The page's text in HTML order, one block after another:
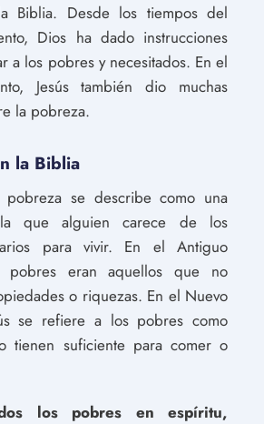
Biblia. Desde los tiempos del
Dios ha dado instrucciones
a los pobres y necesitados. En el
Jesús también dio muchas
la pobreza.
la Biblia
se describe como una
que alguien carece de los
para vivir. En el Antiguo
pobres eran aquellos que no
o riquezas. En el Nuevo
se refiere a los pobres como
tienen suficiente para comer o
los pobres en espíritu,